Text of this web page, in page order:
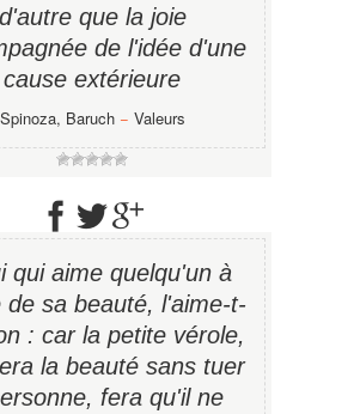
d'autre que la joie
de l'idée d'une
cause extérieure
Spinoza, Baruch− Valeurs
qui aime quelqu'un à
de sa beauté, l'aime-t-
: car la petite vérole,
la beauté sans tuer
fera qu'il ne